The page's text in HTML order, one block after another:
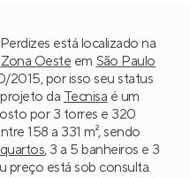
está localizado na
Zona Oeste em São Paulo
2015, por isso seu status
da Tecnisa é um
por 3 torres e 320
158 a 331 m², sendo
, 3 a 5 banheiros e 3
preço está sob consulta.